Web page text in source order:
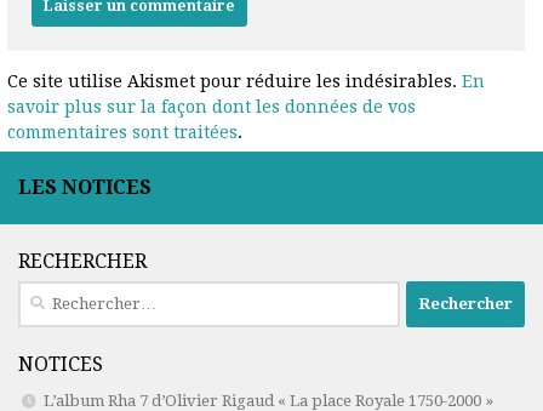
Ce site utilise Akismet pour réduire les indésirables.En
savoir plus sur la façon dont les données de vos
commentaires sont traitées.
LES NOTICES
RECHERCHER
Rechercher :
NOTICES
L’album Rha 7 d’Olivier Rigaud « La place Royale 1750-2000 »